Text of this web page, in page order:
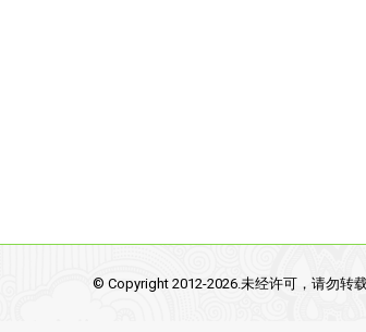
© Copyright 2012-2026.未经许可，请勿转